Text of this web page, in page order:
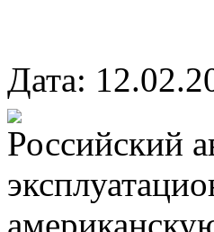
Дата:
Российский